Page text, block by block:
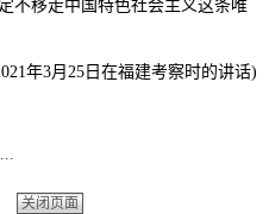
不移走中国特色社会主义这条唯
年3月25日在福建考察时的讲话)
关闭页面